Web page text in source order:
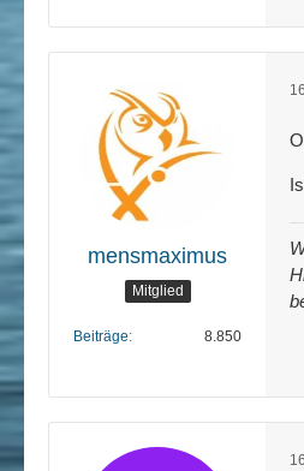
mensmaximus
Mitglied
Beiträge 8.850